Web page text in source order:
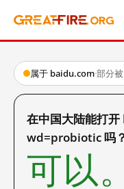
属于 baidu.com·部分
在中国大陆能打
wd=probiotic 吗？
可以。